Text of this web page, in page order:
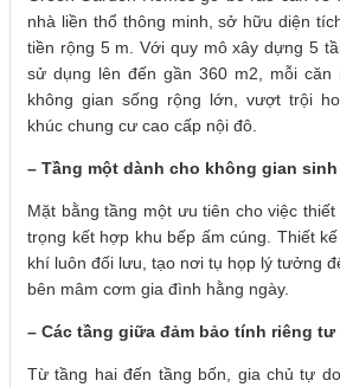
nhà liền thổ thông minh, sở hữu diện
tiền rộng 5 m. Với quy mô xây dựng 5
sử dụng lên đến gần 360 m2, mỗi
không gian sống rộng lớn, vượt trội
khúc chung cư cao cấp nội đô.
– Tầng một dành cho không gian
Mặt bằng tầng một ưu tiên cho việc
trọng kết hợp khu bếp ấm cúng. Thiết
khí luôn đối lưu, tạo nơi tụ họp lý tưởng
bên mâm cơm gia đình hằng ngày.
– Các tầng giữa đảm bảo tính riêng
Từ tầng hai đến tầng bốn, gia chủ tự